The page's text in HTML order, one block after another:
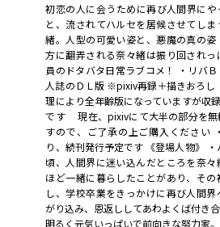
初恋の人に会うために再び人間界に
と、流されてハルセを居候させてし
緒。人型の可愛い姿と、悪魔の真の
方に翻弄される奈々緒は振り回され
員のドタバタ日常ラブコメ！ ・リバ
人誌のＤＬ版 ※pixiv再録＋描きおろ
理により全年齢版になっていますが収
です 現在、pixivにて大半の部分を無
すので、ご了承の上ご購入ください
り、続刊発行予定です 《登場人物》
頃、人間界に迷い込んだところを奈
ほど一緒に暮らしたことがあり、そ
し、学校卒業をきっかけに再び人間
がり込み、恩返ししてあわよくば付き
明るく元気いっぱいで前向きな努力家